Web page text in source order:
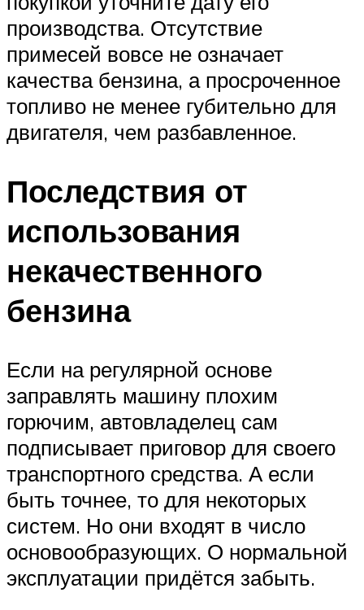
производства. Отсутствие
примесей вовсе не означает
качества бензина, а просроченное
топливо не менее губительно для
двигателя, чем разбавленное.
Последствия от
использования
некачественного
бензина
Если на регулярной основе
заправлять машину плохим
горючим, автовладелец сам
подписывает приговор для своего
транспортного средства. А если
быть точнее, то для некоторых
систем. Но они входят в число
основообразующих. О нормальной
эксплуатации придётся забыть.